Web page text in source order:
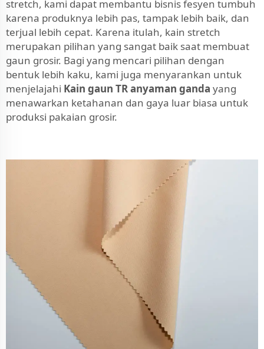
stretch, kami dapat membantu bisnis fesyen tumbuh
karena produknya lebih pas, tampak lebih baik, dan
terjual lebih cepat. Karena itulah, kain stretch
merupakan pilihan yang sangat baik saat membuat
gaun grosir. Bagi yang mencari pilihan dengan
bentuk lebih kaku, kami juga menyarankan untuk
menjelajahi Kain gaun TR anyaman ganda yang
menawarkan ketahanan dan gaya luar biasa untuk
produksi pakaian grosir.